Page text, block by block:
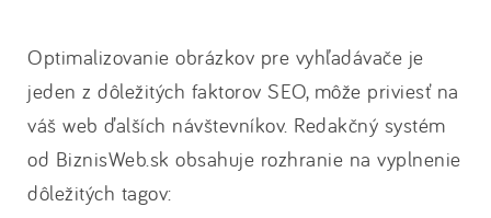
Optimalizovanie obrázkov pre vyhľadávače je
jeden z dôležitých faktorov SEO, môže priviesť na
váš web ďalších návštevníkov. Redakčný systém
od BiznisWeb.sk obsahuje rozhranie na vyplnenie
dôležitých tagov: